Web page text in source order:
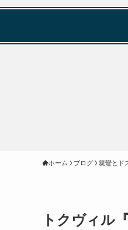
ホーム ブログ 親鸞とド
トクヴィル